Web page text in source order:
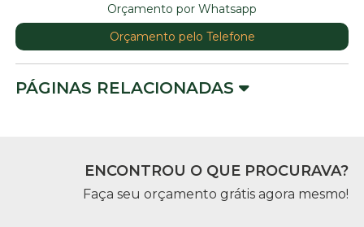
Orçamento por Whatsapp
Orçamento pelo Telefone
PÁGINAS RELACIONADAS
ENCONTROU O QUE PROCURAVA?
Faça seu orçamento grátis agora mesmo!